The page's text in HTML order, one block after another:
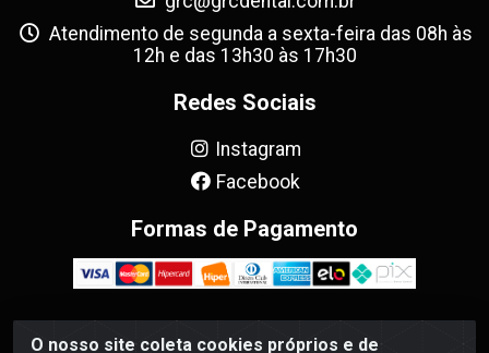
O nosso site coleta cookies próprios e de
Atendimento de segunda a sexta-feira das 08h às
12h e das 13h30 às 17h30
Redes Sociais
Instagram
Facebook
Formas de Pagamento